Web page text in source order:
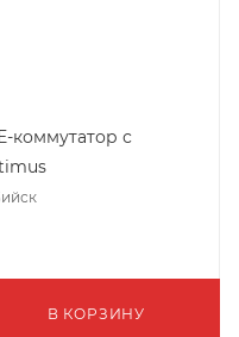
коммутатор с
В КОРЗИНУ